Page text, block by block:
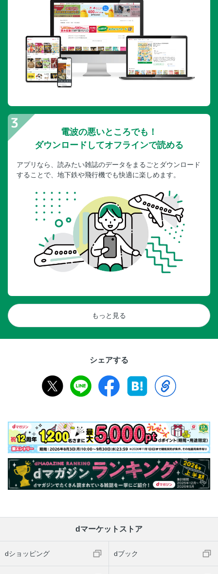
電波の悪いところでも！
ダウンロードしてオフラインで読める
アプリなら、読みたい雑誌のデータをまるごとダウンロード
することで、地下鉄や飛行機でも快適に楽しめます。
もっと見る
シェアする
dマーケットストア
dショッピング dブック